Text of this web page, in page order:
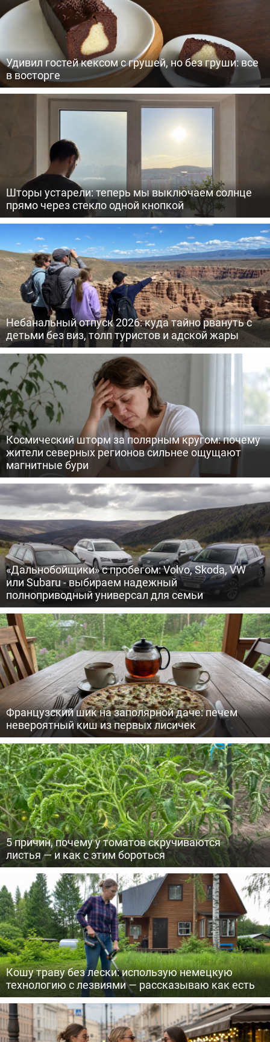
Удивил гостей кексом с грушей, но без груши: все
в восторге
Шторы устарели: теперь мы выключаем солнце
прямо через стекло одной кнопкой
Небанальный отпуск 2026: куда тайно рвануть с
детьми без виз, толп туристов и адской жары
Космический шторм за полярным кругом: почему
жители северных регионов сильнее ощущают
магнитные бури
«Дальнобойщики» с пробегом: Volvo, Skoda, VW
или Subaru - выбираем надежный
полноприводный универсал для семьи
Французский шик на заполярной даче: печем
невероятный киш из первых лисичек
5 причин, почему у томатов скручиваются
листья — и как с этим бороться
Кошу траву без лески: использую немецкую
технологию с лезвиями — рассказываю как есть